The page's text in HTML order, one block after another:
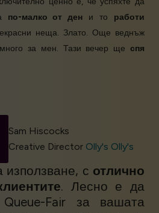
по-малко от ден и то работи
неща. Злато. Още веднъж
много за мен. Тази вечер ще спя
Sam Hiscocks
Creative Director Olly's Olly's
използване, с отлично
. Лесно е да
Queue-Fair за вашата